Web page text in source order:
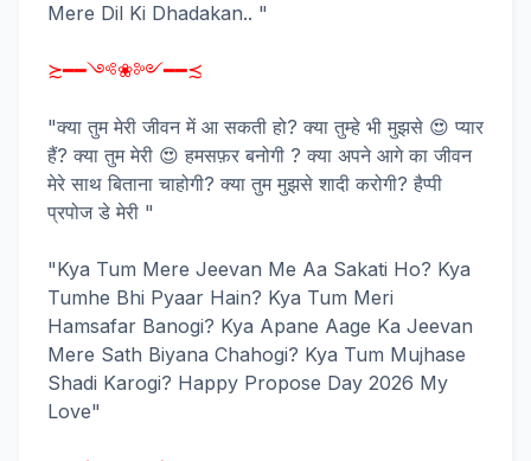
Mere Dil Ki Dhadakan.. "
≿━━༺❀༻━━≾
"क्या तुम मेरी जीवन में आ सकती हो? क्या तुम्हे भी मुझसे 😍 प्यार
हैं? क्या तुम मेरी 😍 हमसफ़र बनोगी ? क्या अपने आगे का जीवन
मेरे साथ बिताना चाहोगी? क्या तुम मुझसे शादी करोगी? हैप्पी
प्रपोज डे मेरी "
"Kya Tum Mere Jeevan Me Aa Sakati Ho? Kya
Tumhe Bhi Pyaar Hain? Kya Tum Meri
Hamsafar Banogi? Kya Apane Aage Ka Jeevan
Mere Sath Biyana Chahogi? Kya Tum Mujhase
Shadi Karogi? Happy Propose Day 2026 My
Love"